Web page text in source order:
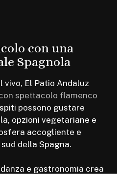
con una
Spagnola
El Patio Andaluz
spettacolo flamenco
possono gustare
opzioni vegetariane e
accogliente e
della Spagna.
e gastronomia crea